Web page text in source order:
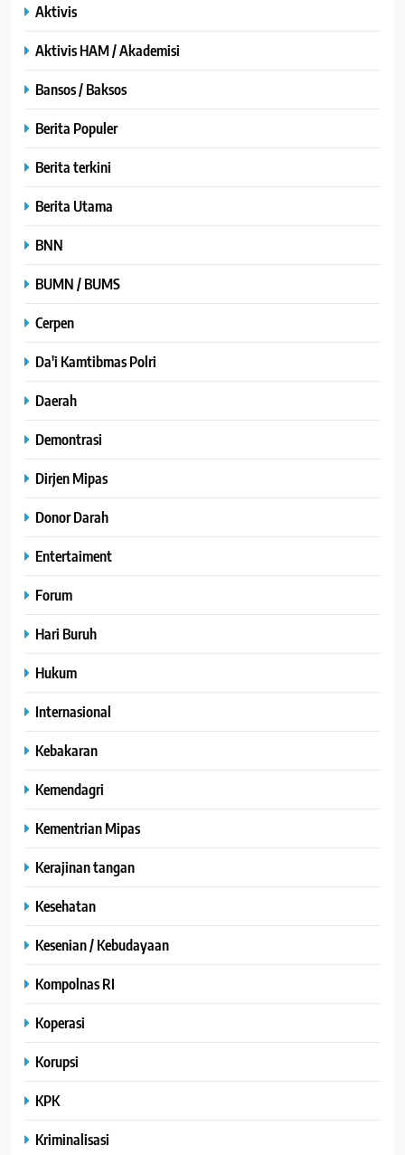
Aktivis
Aktivis HAM / Akademisi
Bansos / Baksos
Berita Populer
Berita terkini
Berita Utama
BNN
BUMN / BUMS
Cerpen
Da'i Kamtibmas Polri
Daerah
Demontrasi
Dirjen Mipas
Donor Darah
Entertaiment
Forum
Hari Buruh
Hukum
Internasional
Kebakaran
Kemendagri
Kementrian Mipas
Kerajinan tangan
Kesehatan
Kesenian / Kebudayaan
Kompolnas RI
Koperasi
Korupsi
KPK
Kriminalisasi